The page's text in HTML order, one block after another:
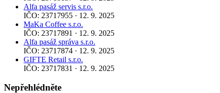
Alfa pasáž servis s.r.o.
IČO: 23717955 · 12. 9. 2025
MaKa Coffee s.r.o.
IČO: 23717891 · 12. 9. 2025
Alfa pasáž správa s.r.o.
IČO: 23717874 · 12. 9. 2025
GIFTE Retail s.r.o.
IČO: 23717831 · 12. 9. 2025
Nepřehlédněte